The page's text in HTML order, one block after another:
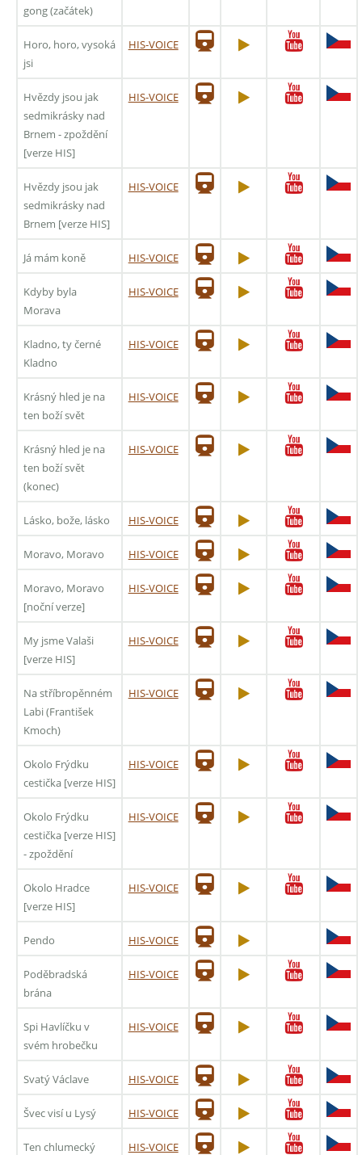
gong (začátek)
Horo, horo, vysoká
jsi
HIS-VOICE
Hvězdy jsou jak
sedmikrásky nad
Brnem - zpoždění
[verze HIS]
HIS-VOICE
Hvězdy jsou jak
sedmikrásky nad
Brnem [verze HIS]
HIS-VOICE
Já mám koně HIS-VOICE
Kdyby byla
Morava
HIS-VOICE
Kladno, ty černé
Kladno
HIS-VOICE
Krásný hled je na
ten boží svět
HIS-VOICE
Krásný hled je na
ten boží svět
(konec)
HIS-VOICE
Lásko, bože, lásko HIS-VOICE
Moravo, Moravo HIS-VOICE
Moravo, Moravo
[noční verze]
HIS-VOICE
My jsme Valaši
[verze HIS]
HIS-VOICE
Na stříbropěnném
Labi (František
Kmoch)
HIS-VOICE
Okolo Frýdku
cestička [verze HIS]
HIS-VOICE
Okolo Frýdku
cestička [verze HIS]
- zpoždění
HIS-VOICE
Okolo Hradce
[verze HIS]
HIS-VOICE
Pendo HIS-VOICE
Poděbradská
brána
HIS-VOICE
Spi Havlíčku v
svém hrobečku
HIS-VOICE
Svatý Václave HIS-VOICE
Švec visí u Lysý HIS-VOICE
Ten chlumecký
HIS-VOICE